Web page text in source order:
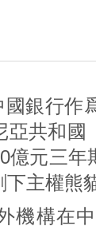
國銀行作
亞共和國
億元三
下主權熊
機構在